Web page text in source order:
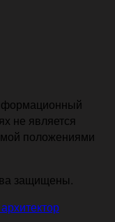
не является
положениями
защищены.